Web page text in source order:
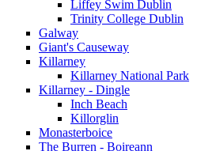
Liffey Swim Dublin
Trinity College Dublin
Galway
Giant's Causeway
Killarney
Killarney National Park
Killarney - Dingle
Inch Beach
Killorglin
Monasterboice
The Burren - Boireann